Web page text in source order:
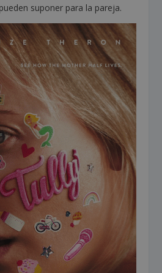
suponer para la pareja.